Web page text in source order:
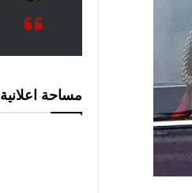
مساحة اعلانية